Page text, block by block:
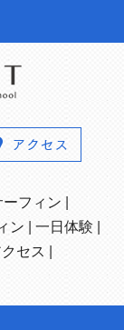
フィン
ン 一日体験
セス